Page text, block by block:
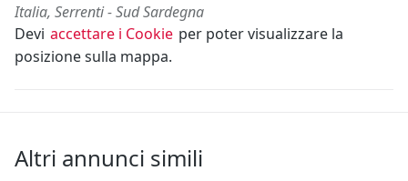
Italia, Serrenti - Sud Sardegna
Devi accettare i Cookie per poter visualizzare la
posizione sulla mappa.
Altri annunci simili